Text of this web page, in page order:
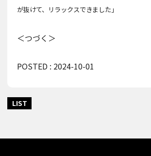
が抜けて、リラックスできました」
＜つづく＞
POSTED : 2024-10-01
LIST